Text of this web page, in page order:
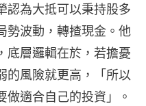
認為大抵可以秉持股多
勢波動，轉揸現金。他
底層邏輯在於，若擔憂
的風險就更高，「所以
做適合自己的投資」。